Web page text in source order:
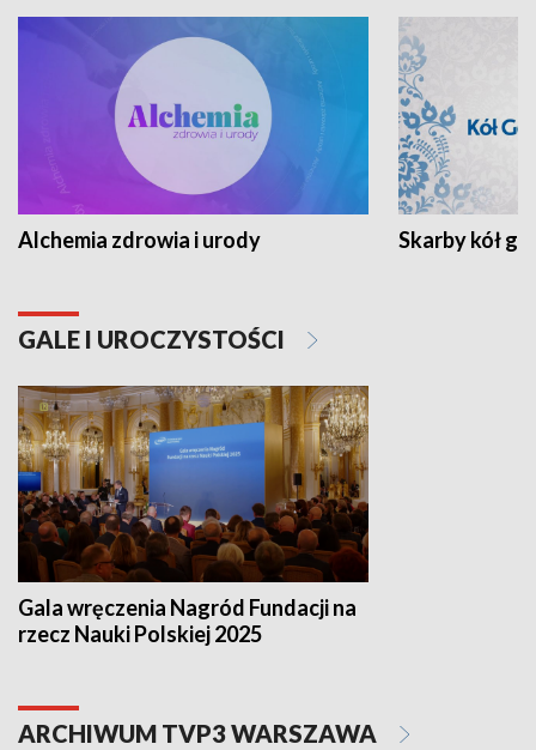
Alchemia zdrowia i urody Skarby kół
GALE I UROCZYSTOŚCI
Gala wręczenia Nagród Fundacji na
rzecz Nauki Polskiej 2025
ARCHIWUM TVP3 WARSZAWA